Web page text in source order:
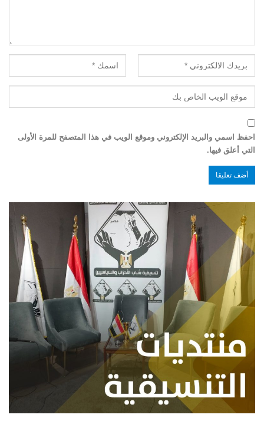
احفظ اسمي والبريد الإلكتروني وموقع الويب في هذا المتصفح للمرة الأولى
التي أعلق فيها.